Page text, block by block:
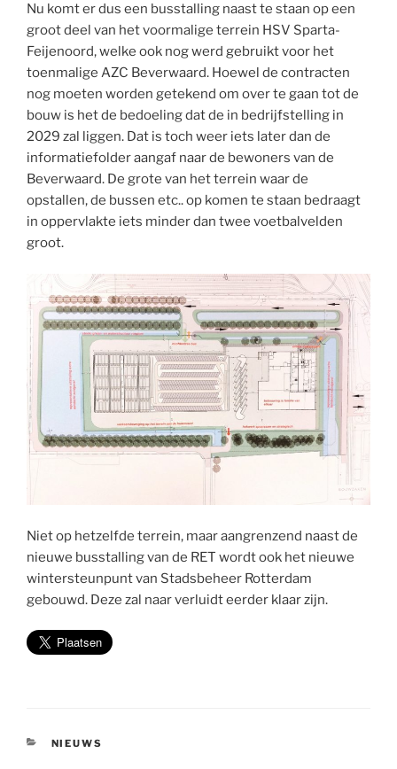
Nu komt er dus een busstalling naast te staan op een
groot deel van het voormalige terrein HSV Sparta-
Feijenoord, welke ook nog werd gebruikt voor het
toenmalige AZC Beverwaard. Hoewel de contracten
nog moeten worden getekend om over te gaan tot de
bouw is het de bedoeling dat de in bedrijfstelling in
2029 zal liggen. Dat is toch weer iets later dan de
informatiefolder aangaf naar de bewoners van de
Beverwaard. De grote van het terrein waar de
opstallen, de bussen etc.. op komen te staan bedraagt
in oppervlakte iets minder dan twee voetbalvelden
groot.
Niet op hetzelfde terrein, maar aangrenzend naast de
nieuwe busstalling van de RET wordt ook het nieuwe
wintersteunpunt van Stadsbeheer Rotterdam
gebouwd. Deze zal naar verluidt eerder klaar zijn.
CATEGORIEËN
NIEUWS